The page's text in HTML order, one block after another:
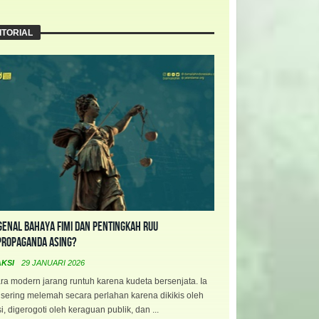
Bahaya FIMI dan Pentingkah RUU
Asing?
29 JANUARI 2026
modern jarang runtuh karena kudeta bersenjata. Ia
melemah secara perlahan karena dikikis oleh
digerogoti oleh keraguan publik, dan ...